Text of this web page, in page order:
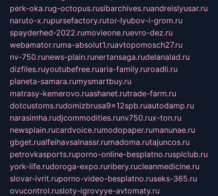
perk-oka.rug-octopus.rusibarchives.ruandreislyusar.ru
naruto-x.rupursefactory.rutor-lyubov-i-grom.ru
spayderhed-2022.rumovieone.ruevro-dez.ru
webamator.ruma-absolut1.ruavtopomosch27.ru
nv-750.runews-plain.runertansaga.rudelanalad.ru
dizfiles.ruyoutubefree.ruaria-family.ruroadli.ru
planeta-samara.rumysmartbuy.ru
matrasy-kemerovo.ruashanet.rutrade-farm.ru
dotcustoms.rudomizbrusa9x12spb.ruautodamp.ru
narasimha.rudjcommodities.runv750.rux-ton.ru
newsplain.rucardvoice.rumodopaper.rumanunae.ru
gbget.rualfeihavsalnassr.rumadoma.rutajuncos.ru
petrovkasports.ruporno-online-besplatno.rusplclub.ru
york-life.rudoroga-expo.ruribery.rucleanmedicine.ru
slovar-ivrit.ruporno-video-besplatno.ruseks-365.ru
ovucontrol.rusloty-igrovyye-avtomaty.ru